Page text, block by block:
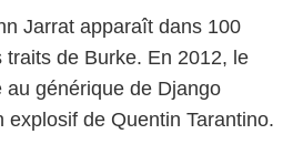
Jarrat apparaît dans 100
traits de Burke. En 2012, le
générique de Django
explosif de Quentin Tarantino.